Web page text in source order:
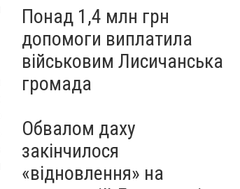
Понад 1,4 млн грн
допомоги виплатила
військовим Лисичанська
громада
Обвалом даху
закінчилося
«відновлення» на